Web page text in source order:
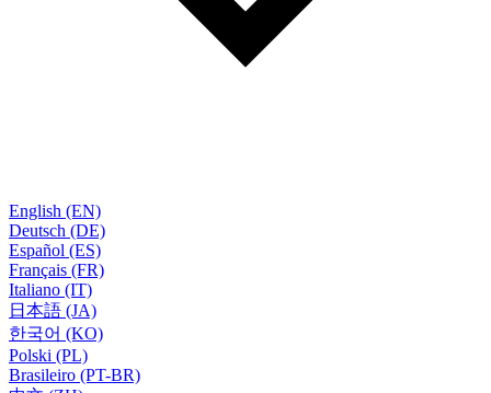
English (EN)
Deutsch (DE)
Español (ES)
Français (FR)
Italiano (IT)
日本語 (JA)
한국어 (KO)
Polski (PL)
Brasileiro (PT-BR)